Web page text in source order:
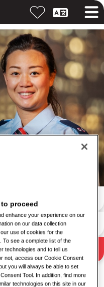
búsqueda
diferente de palabra
búsqueda.
proceed
enhance your experience on our
on our data collection
use of cookies for the
To see a complete list of the
technologies and to tell us
not, access our Cookie Consent
you will always be able to set
Tool. In addition, find more
technologies on this site in our